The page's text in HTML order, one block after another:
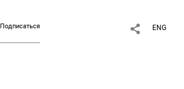
ENG
Подписаться